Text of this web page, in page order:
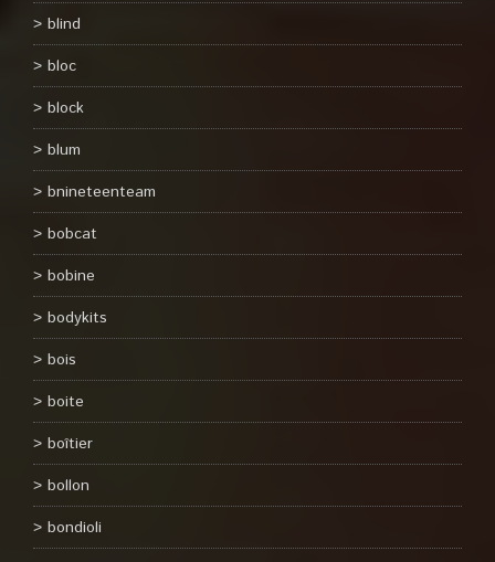
blind
bloc
block
blum
bnineteenteam
bobcat
bobine
bodykits
bois
boite
boîtier
bollon
bondioli